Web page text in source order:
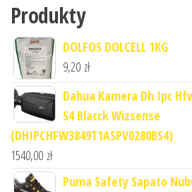
Produkty
DOLFOS DOLCELL 1KG
9,20 zł
Dahua Kamera Dh Ipc
S4 Blacck Wizsense
(DHIPCHFW3849T1ASPV0280BS4)
1540,00 zł
Puma Safety Sapato